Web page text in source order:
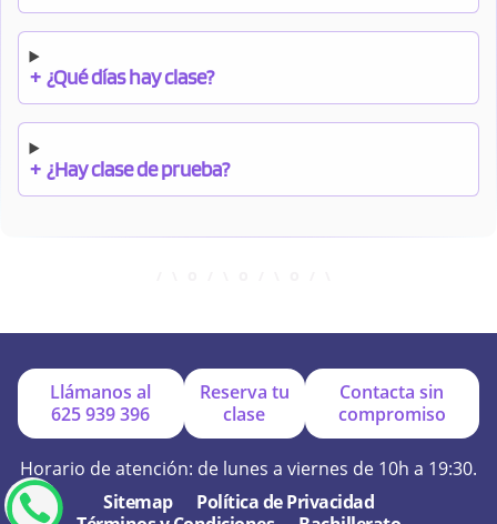
+ ¿Qué días hay clase?
+ ¿Hay clase de prueba?
+ ¿Por qué online?
Llámanos al
625 939 396
Reserva tu
clase
Contacta sin
compromiso
Horario de atención: de lunes a viernes de 10h a 19:30.
Sitemap
Política de Privacidad